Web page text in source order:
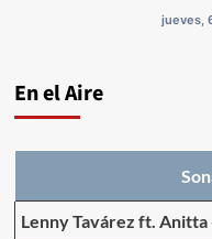
jueves,
En el Aire
Lenny Tavárez ft. Anitta